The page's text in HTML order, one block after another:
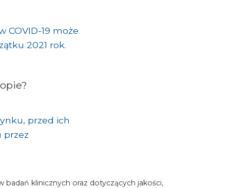
COVID-19 może
2021 rok.
przed ich
przez
badań klinicznych oraz dotyczących jakości,